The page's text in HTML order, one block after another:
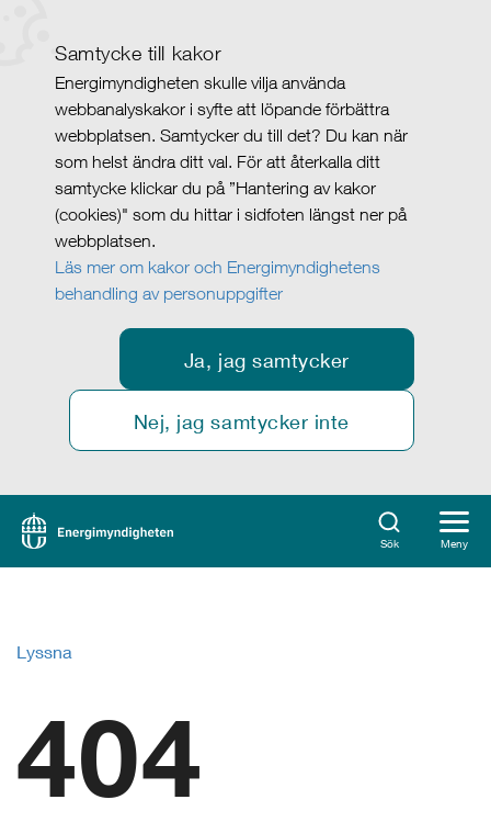
Samtycke till kakor
Energimyndigheten skulle vilja använda
webbanalyskakor i syfte att löpande förbättra
webbplatsen. Samtycker du till det? Du kan när
som helst ändra ditt val. För att återkalla ditt
samtycke klickar du på ”Hantering av kakor
(cookies)" som du hittar i sidfoten längst ner på
webbplatsen.
Läs mer om kakor och Energimyndighetens
behandling av personuppgifter
Ja, jag samtycker
Nej, jag samtycker inte
Sök Meny
Lyssna
404